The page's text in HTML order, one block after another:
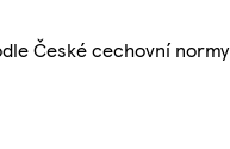
České cechovní normy